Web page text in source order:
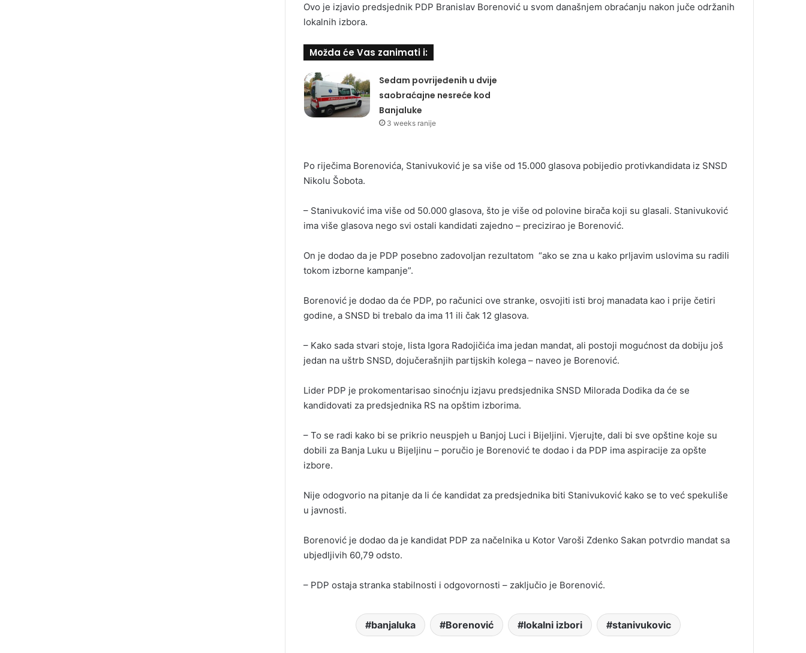
Ovo je izjavio predsjednik PDP Branislav Borenović u svom današnjem obraćanju nakon juče održanih
lokalnih izbora.
Možda će Vas zanimati i:
Sedam povrijeđenih u dvije
saobraćajne nesreće kod
Banjaluke
3 weeks ranije
Po riječima Borenovića, Stanivuković je sa više od 15.000 glasova pobijedio protivkandidata iz SNSD
Nikolu Šobota.
– Stanivuković ima više od 50.000 glasova, što je više od polovine birača koji su glasali. Stanivuković
ima više glasova nego svi ostali kandidati zajedno – precizirao je Borenović.
On je dodao da je PDP posebno zadovoljan rezultatom “ako se zna u kako prljavim uslovima su radili
tokom izborne kampanje”.
Borenović je dodao da će PDP, po računici ove stranke, osvojiti isti broj manadata kao i prije četiri
godine, a SNSD bi trebalo da ima 11 ili čak 12 glasova.
– Kako sada stvari stoje, lista Igora Radojičića ima jedan mandat, ali postoji mogućnost da dobiju još
jedan na uštrb SNSD, dojučerašnjih partijskih kolega – naveo je Borenović.
Lider PDP je prokomentarisao sinoćnju izjavu predsjednika SNSD Milorada Dodika da će se
kandidovati za predsjednika RS na opštim izborima.
– To se radi kako bi se prikrio neuspjeh u Banjoj Luci i Bijeljini. Vjerujte, dali bi sve opštine koje su
dobili za Banja Luku u Bijeljinu – poručio je Borenović te dodao i da PDP ima aspiracije za opšte
izbore.
Nije odogvorio na pitanje da li će kandidat za predsjednika biti Stanivuković kako se to već spekuliše
u javnosti.
Borenović je dodao da je kandidat PDP za načelnika u Kotor Varoši Zdenko Sakan potvrdio mandat sa
ubjedljivih 60,79 odsto.
– PDP ostaja stranka stabilnosti i odgovornosti – zaključio je Borenović.
banjaluka Borenović lokalni izbori stanivukovic